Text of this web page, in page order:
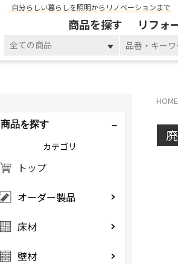
自分らしい暮らしを照明からリノベーションまで
商品を探す リフォ
全ての商品
HOME
商品を探す
カテゴリ
トップ
オーダー製品
床材
壁材